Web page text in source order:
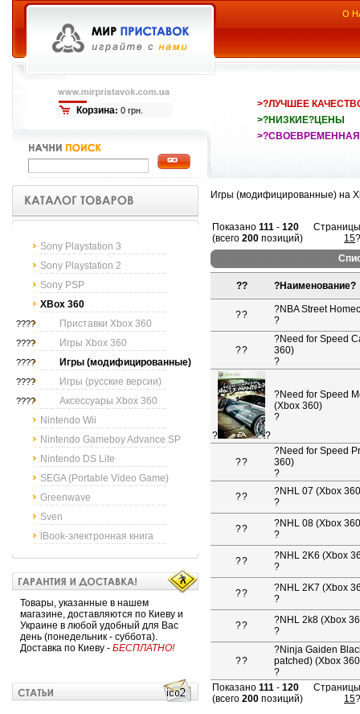
Корзина: 0 грн.
О
>?ЛУЧШЕЕ
>?НИЗКИЕ?ЦЕНЫ
Sony Playstation 3
Sony Playstation 2
Sony PSP
XBox 360
???? Приставки Xbox 360
???? Игры Xbox 360
???? Игры (модифицированные)
???? Игры (русские версии)
????
Аксессуары Xbox 360
Nintendo Wii
Nintendo Gameboy Advance SP
Nintendo DS Lite
SEGA (Portable Video Game)
Greenwave
Sven
lBook-электронная книга
Товары, указанные в нашем
магазине, доставляются по Киеву и
Украине в любой удобный для Вас
день (понедельник - суббота).
Доставка по Киеву - БЕСПЛАТНО!
Игры (модифицированные) на
Показано 111 - 120
(всего 200 позиций)
15
?? ?Наименование?
?? ?NBA Street
?
??
?Need for Speed
360)
?
? ?
?Need for Speed
(Xbox 360)
?
??
?Need for Speed
360)
?
?? ?NHL 07 (Xbox
?
?? ?NHL 08 (Xbox
?
?? ?NHL 2K6 (Xbox
?
?? ?NHL 2K7 (Xbox
?
?? ?NHL 2k8 (Xbox
?
??
?Ninja Gaiden
patched) (Xbox
?
Показано 111 - 120
(всего 200 позиций)
15